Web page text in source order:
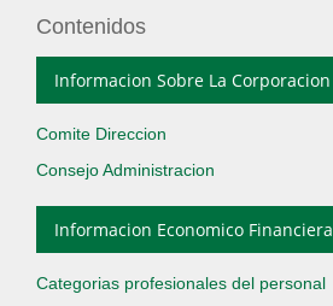
Contenidos
Informacion Sobre La Corporacion
Comite Direccion
Consejo Administracion
Informacion Economico Financiera
Categorias profesionales del personal